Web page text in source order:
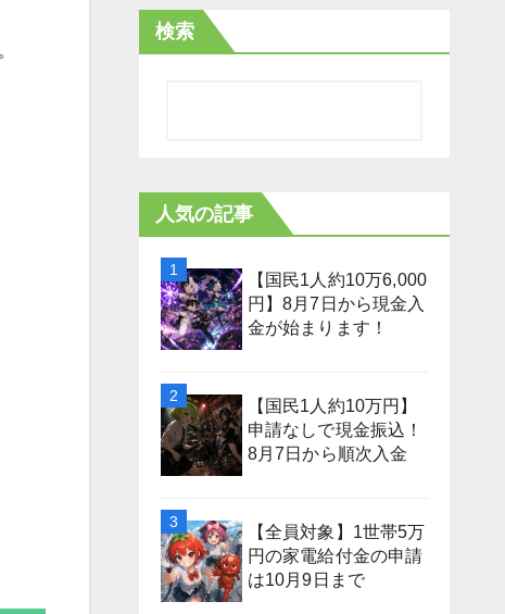
検索
人気の記事
【国民1人約10万6,000
円】8月7日から現金入
金が始まります！
【国民1人約10万円】
申請なしで現金振込！
8月7日から順次入金
【全員対象】1世帯5万
円の家電給付金の申請
は10月9日まで